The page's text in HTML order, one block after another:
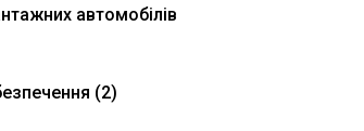
автомобілів
(2)